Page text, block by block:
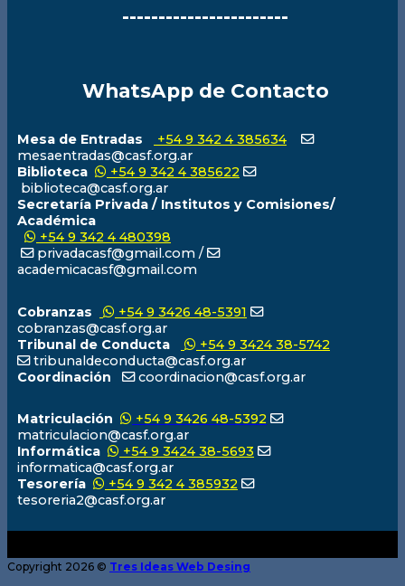
-----------------------
WhatsApp de Contacto
Mesa de Entradas
+54 9 342 4 385634
mesaentradas@casf.org.ar
Biblioteca
+54 9 342 4 385622
biblioteca@casf.org.ar
Secretaría Privada / Institutos y Comisiones/
Académica
+54 9 342 4 480398
privadacasf@gmail.com /
academicacasf@gmail.com
Cobranzas
+54 9 3426 48-5391
cobranzas@casf.org.ar
Tribunal de Conducta
+54 9 3424 38-5742
tribunaldeconducta@casf.org.ar
Coordinación
coordinacion@casf.org.ar
Matriculación
+54 9 3426 48-5392
matriculacion@casf.org.ar
Informática
+54 9 3424 38-5693
informatica@casf.org.ar
Tesorería
+54 9 342 4 385932
tesoreria2@casf.org.ar
Copyright 2026 © Tres Ideas Web Desing